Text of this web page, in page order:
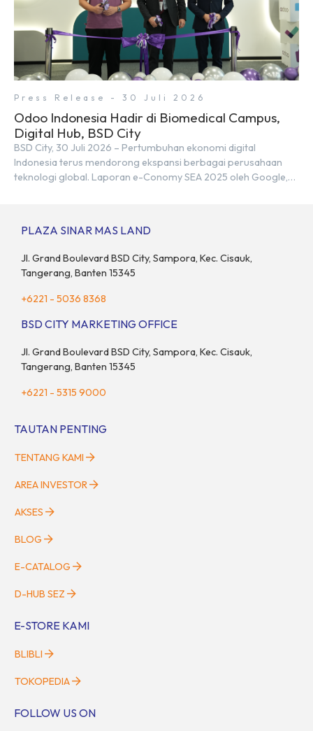
Press Release - 30 Juli 2026
Odoo Indonesia Hadir di Biomedical Campus,
Digital Hub, BSD City
BSD City, 30 Juli 2026 – Pertumbuhan ekonomi digital
Indonesia terus mendorong ekspansi berbagai perusahaan
teknologi global. Laporan e-Conomy SEA 2025 oleh Google,
sebesar 14% dibandingkan dengan tahun sebelumnya. Kondisi
PLAZA SINAR MAS LAND
Jl. Grand Boulevard BSD City, Sampora, Kec. Cisauk,
Tangerang, Banten 15345
+6221 - 5036 8368
BSD CITY MARKETING OFFICE
Jl. Grand Boulevard BSD City, Sampora, Kec. Cisauk,
Tangerang, Banten 15345
+6221 - 5315 9000
TAUTAN PENTING
TENTANG KAMI
AREA INVESTOR
AKSES
BLOG
E-CATALOG
D-HUB SEZ
E-STORE KAMI
BLIBLI
TOKOPEDIA
FOLLOW US ON